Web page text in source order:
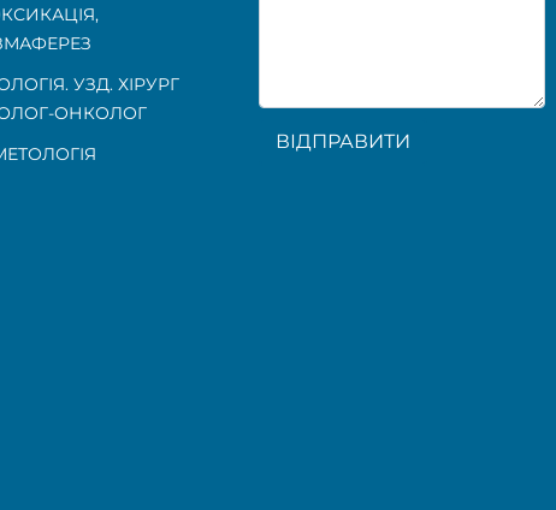
УЗД. ХІРУРГ
ОНКОЛОГ
ВІДПРАВИТИ